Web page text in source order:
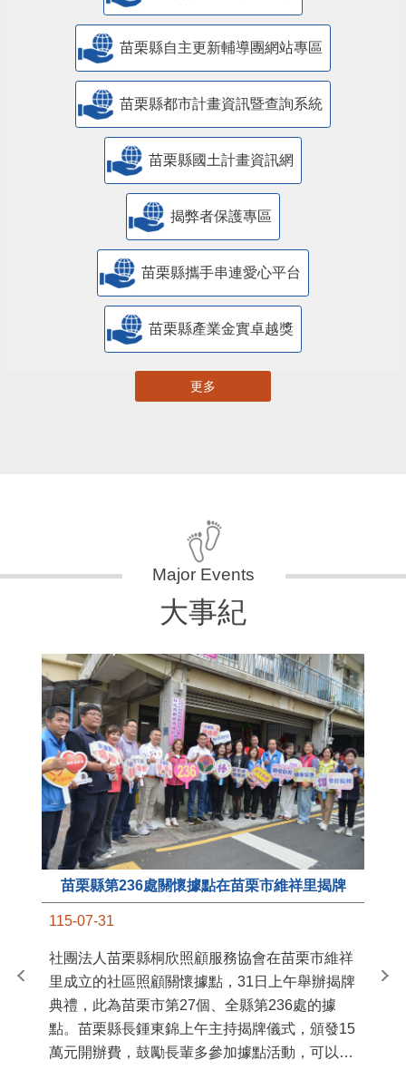
苗栗縣自主更新輔導團網站專區
苗栗縣都市計畫資訊暨查詢系統
苗栗縣國土計畫資訊網
揭弊者保護專區
苗栗縣攜手串連愛心平台
苗栗縣產業金實卓越獎
更多
大事紀
苗栗縣第236處關懷據點在苗栗市維祥里揭牌
115-07-31
社團法人苗栗縣桐欣照顧服務協會在苗栗市維祥
里成立的社區照顧關懷據點，31日上午舉辦揭牌
典禮，此為苗栗市第27個、全縣第236處的據
點。苗栗縣長鍾東錦上午主持揭牌儀式，頒發15
萬元開辦費，鼓勵長輩多參加據點活動，可以更
苗